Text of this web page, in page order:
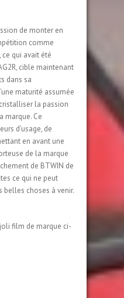
de monter en
comme
qui avait été
cible maintenant
dans sa
maturité assumée
la passion
marque. Ce
d’usage, de
en avant une
de la marque
de BTWIN de
ce qui ne peut
belles choses à venir.
film de marque ci-